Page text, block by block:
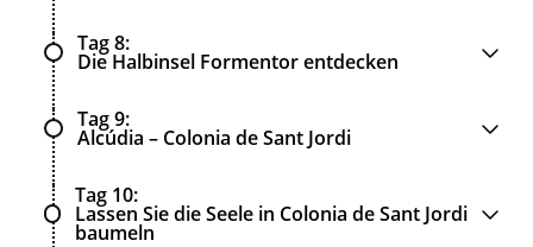
Tag 8
Die Halbinsel Formentor entdecken
Tag 9
Alcúdia – Colonia de Sant Jordi
Tag 10
Lassen Sie die Seele in Colonia de Sant Jordi
baumeln